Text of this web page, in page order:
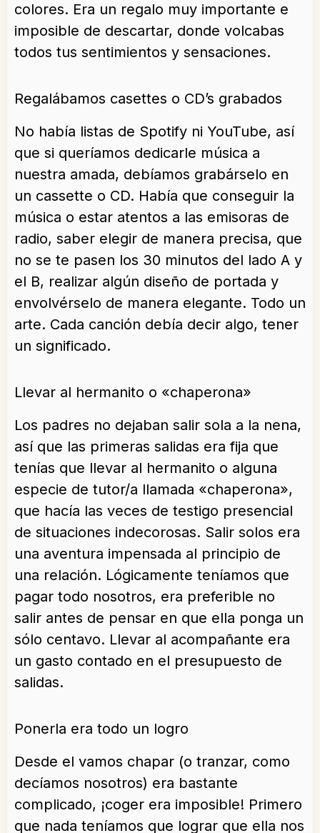
colores. Era un regalo muy importante e
imposible de descartar, donde volcabas
todos tus sentimientos y sensaciones.
Regalábamos casettes o CD’s grabados
No había listas de Spotify ni YouTube, así
que si queríamos dedicarle música a
nuestra amada, debíamos grabárselo en
un cassette o CD. Había que conseguir la
música o estar atentos a las emisoras de
radio, saber elegir de manera precisa, que
no se te pasen los 30 minutos del lado A y
el B, realizar algún diseño de portada y
envolvérselo de manera elegante. Todo un
arte. Cada canción debía decir algo, tener
un significado.
Llevar al hermanito o «chaperona»
Los padres no dejaban salir sola a la nena,
así que las primeras salidas era fija que
tenías que llevar al hermanito o alguna
especie de tutor/a llamada «chaperona»,
que hacía las veces de testigo presencial
de situaciones indecorosas. Salir solos era
una aventura impensada al principio de
una relación. Lógicamente teníamos que
pagar todo nosotros, era preferible no
salir antes de pensar en que ella ponga un
sólo centavo. Llevar al acompañante era
un gasto contado en el presupuesto de
salidas.
Ponerla era todo un logro
Desde el vamos chapar (o tranzar, como
decíamos nosotros) era bastante
complicado, ¡coger era imposible! Primero
que nada teníamos que lograr que ella nos